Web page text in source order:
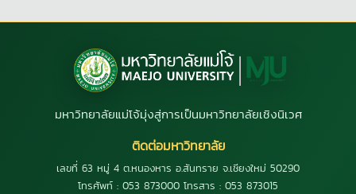
มหาวิทยาลัยแม่โจ้มุ่งสู่การเป็นมหาวิทยาลัยเชิงนิเวศ
ติดต่อมหาวิทยาลัย
เลขที่ 63 หมู่ 4 ต.หนองหาร อ.สันทราย จ.เชียงใหม่ 50290
โทรศัพท์ : 053 873000 โทรสาร : 053 873015